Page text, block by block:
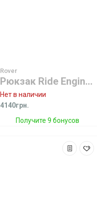
Rover
Рюкзак Ride Engine Rover Back Pack Grey
Нет в наличии
4140грн.
Получите 9 бонусов